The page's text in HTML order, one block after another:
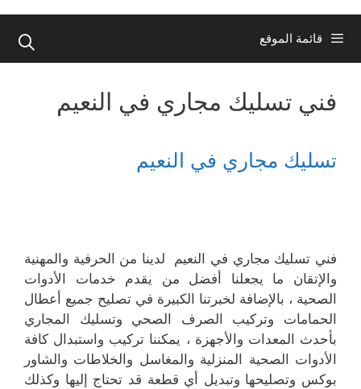
قائمة الموقع
فني تسليك مجاري في النعيم
تسليك مجاري في النعيم
فني تسليك مجاري في النعيم لدينا من الحرفية والمهنية
والإتقان ما يجعلنا أفضل من يقدم خدمات الأدوات
الصحية ، بالإضافة لخبرتنا الكبيرة في تصليح جميع أعطال
الحمامات وتركيب الصرف الصحي وتسليك المجاري
بأحدث المعدات والأجهزة ، يمكننا تركيب واستبدال كافة
الأدوات الصحية المنزلية والمغاسل والخلاطات والشاور
بوكس وتصليحها وتبديل أي قطعة قد تحتاج إليها وكذلك